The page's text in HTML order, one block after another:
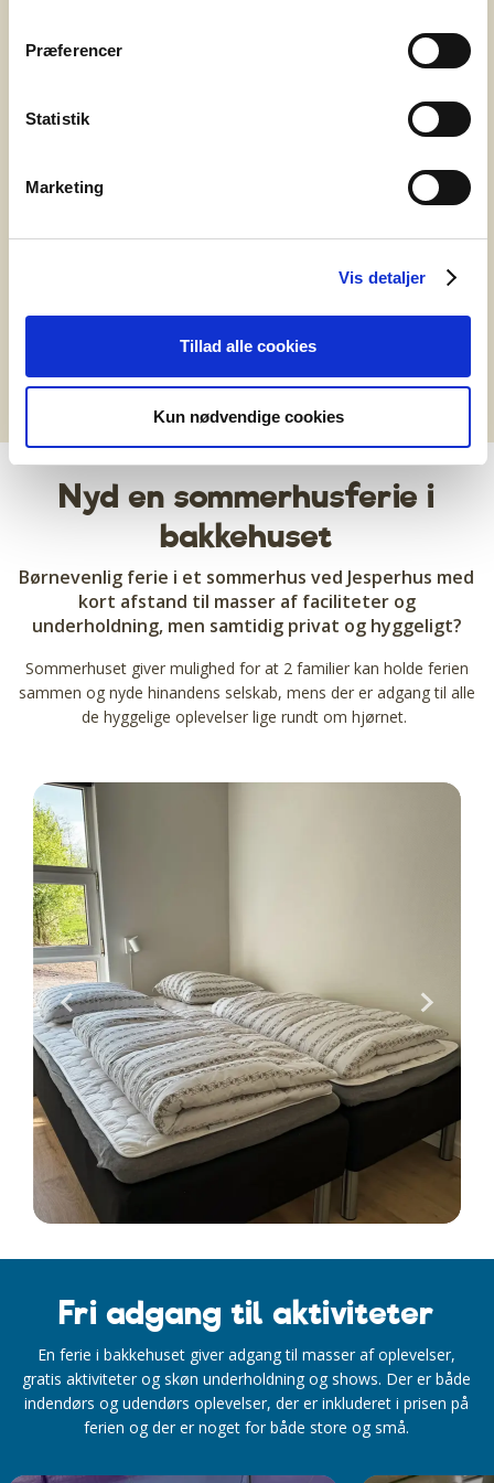
Præferencer
Statistik
Marketing
Vis detaljer
Tillad alle cookies
Kun nødvendige cookies
Oplev Hugoshow
Nyd en sommerhusferie i
bakkehuset
Børnevenlig ferie i et sommerhus ved Jesperhus med
kort afstand til masser af faciliteter og
underholdning, men samtidig privat og hyggeligt?
Sommerhuset giver mulighed for at 2 familier kan holde ferien
sammen og nyde hinandens selskab, mens der er adgang til alle
de hyggelige oplevelser lige rundt om hjørnet.
Fri adgang til aktiviteter
En ferie i bakkehuset giver adgang til masser af oplevelser,
gratis aktiviteter og skøn underholdning og shows. Der er både
indendørs og udendørs oplevelser, der er inkluderet i prisen på
ferien og der er noget for både store og små.